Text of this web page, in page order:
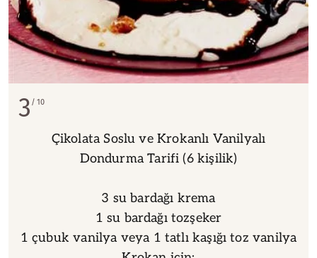
3 10
Çikolata Soslu ve Krokanlı Vanilyalı
Dondurma Tarifi (6 kişilik)
3 su bardağı krema
1 su bardağı tozşeker
1 çubuk vanilya veya 1 tatlı kaşığı toz vanilya